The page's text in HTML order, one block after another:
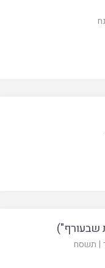
שבעורף")
| תשסח